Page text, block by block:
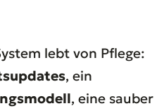
lebt von Pflege:
, ein
, eine sauber